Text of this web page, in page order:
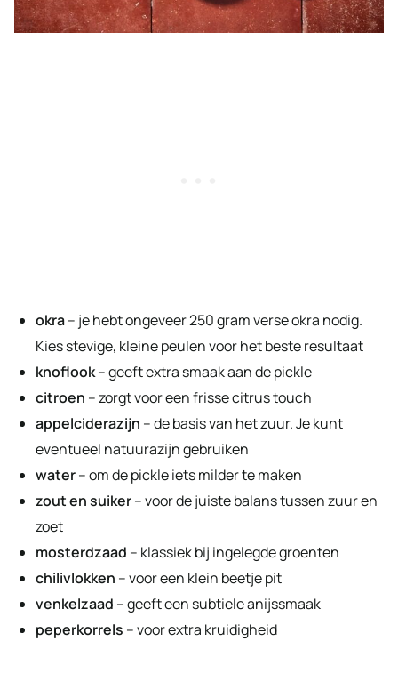
okra– je hebt ongeveer 250 gram verse okra nodig.
Kies stevige, kleine peulen voor het beste resultaat
knoflook– geeft extra smaak aan de pickle
citroen – zorgt voor een frisse citrus touch
appelciderazijn – de basis van het zuur. Je kunt
eventueel natuurazijn gebruiken
water– om de pickle iets milder te maken
zout en suiker– voor de juiste balans tussen zuur en
zoet
mosterdzaad – klassiek bij ingelegde groenten
chilivlokken – voor een klein beetje pit
venkelzaad – geeft een subtiele anijssmaak
peperkorrels – voor extra kruidigheid